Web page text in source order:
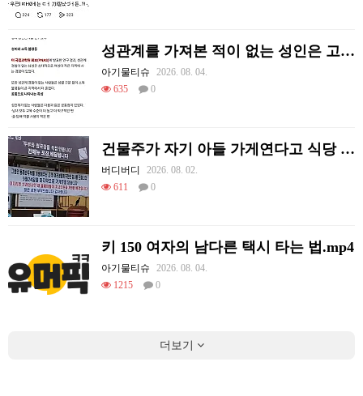
성관계를 가져본 적이 없는 성인은 고작 1%다
아기물티슈
2026. 08. 04.
635
0
건물주가 자기 아들 가게연다고 식당 폐업시킴
버디버디
2026. 08. 02.
611
0
키 150 여자의 남다른 택시 타는 법.mp4
아기물티슈
2026. 08. 04.
1215
0
더보기